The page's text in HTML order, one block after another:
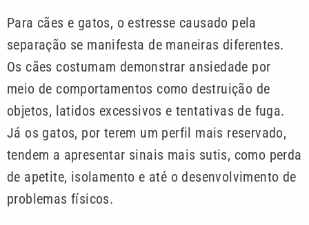
Para cães e gatos, o estresse causado pela
separação se manifesta de maneiras diferentes.
Os cães costumam demonstrar ansiedade por
meio de comportamentos como destruição de
objetos, latidos excessivos e tentativas de fuga.
Já os gatos, por terem um perfil mais reservado,
tendem a apresentar sinais mais sutis, como perda
de apetite, isolamento e até o desenvolvimento de
problemas físicos.